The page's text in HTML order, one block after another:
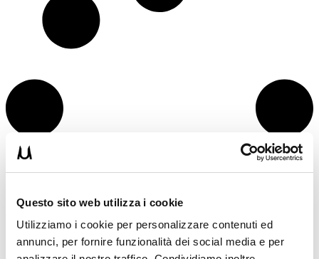
Questo sito web utilizza i cookie
Utilizziamo i cookie per personalizzare contenuti ed
annunci, per fornire funzionalità dei social media e per